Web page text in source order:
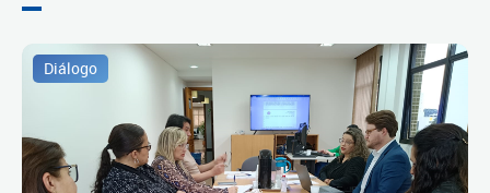
Diálogo